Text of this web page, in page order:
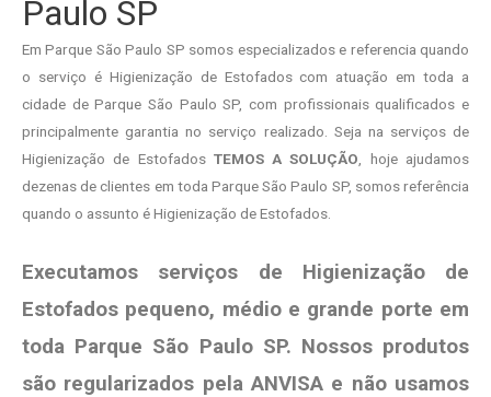
Paulo SP
Em Parque São Paulo SP somos especializados e referencia quando
o serviço é Higienização de Estofados com atuação em toda a
cidade de Parque São Paulo SP, com profissionais qualificados e
principalmente garantia no serviço realizado. Seja na serviços de
Higienização de Estofados TEMOS A SOLUÇÃO , hoje ajudamos
dezenas de clientes em toda Parque São Paulo SP, somos referência
quando o assunto é Higienização de Estofados.
Executamos serviços de Higienização de
Estofados pequeno, médio e grande porte em
toda Parque São Paulo SP. Nossos produtos
são regularizados pela ANVISA e não usamos